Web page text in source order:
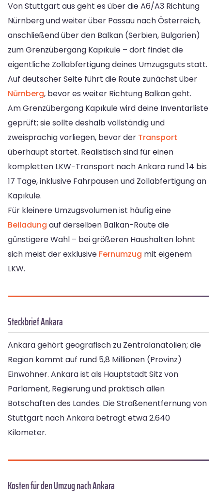
Von Stuttgart aus geht es über die A6/A3 Richtung
Nürnberg und weiter über Passau nach Österreich,
anschließend über den Balkan (Serbien, Bulgarien)
zum Grenzübergang Kapıkule – dort findet die
eigentliche Zollabfertigung deines Umzugsguts statt.
Auf deutscher Seite führt die Route zunächst über
Nürnberg, bevor es weiter Richtung Balkan geht.
Am Grenzübergang Kapıkule wird deine Inventarliste
geprüft; sie sollte deshalb vollständig und
zweisprachig vorliegen, bevor der Transport
überhaupt startet. Realistisch sind für einen
kompletten LKW-Transport nach Ankara rund 14 bis
17 Tage, inklusive Fahrpausen und Zollabfertigung an
Kapıkule.
Für kleinere Umzugsvolumen ist häufig eine
Beiladung auf derselben Balkan-Route die
günstigere Wahl – bei größeren Haushalten lohnt
sich meist der exklusive Fernumzug mit eigenem
LKW.
Steckbrief Ankara
Ankara gehört geografisch zu Zentralanatolien; die
Region kommt auf rund 5,8 Millionen (Provinz)
Einwohner. Ankara ist als Hauptstadt Sitz von
Parlament, Regierung und praktisch allen
Botschaften des Landes. Die Straßenentfernung von
Stuttgart nach Ankara beträgt etwa 2.640
Kilometer.
Kosten für den Umzug nach Ankara